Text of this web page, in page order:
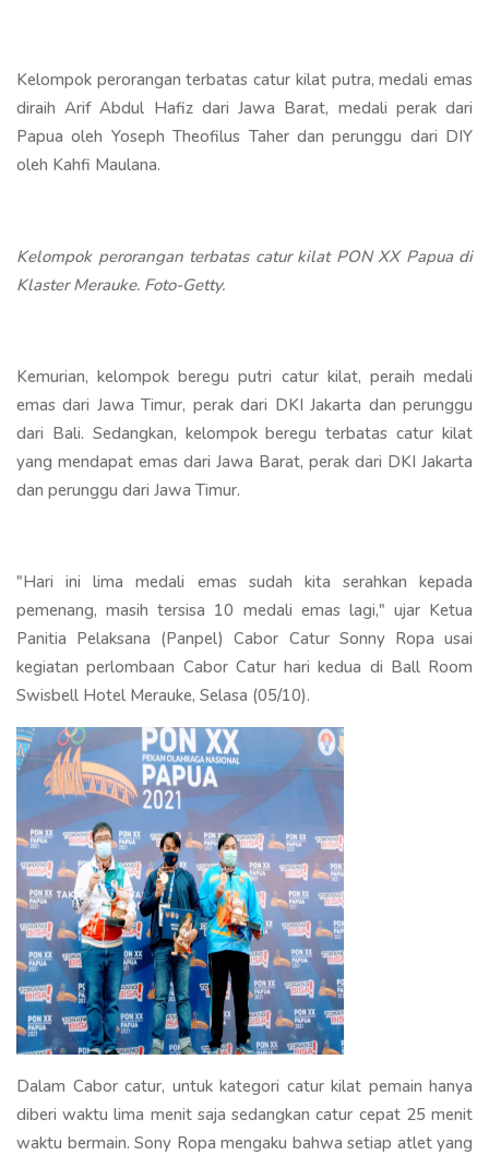
Kelompok perorangan terbatas catur kilat putra, medali emas
diraih Arif Abdul Hafiz dari Jawa Barat, medali perak dari
Papua oleh Yoseph Theofilus Taher dan perunggu dari DIY
oleh Kahfi Maulana.
Kelompok perorangan terbatas catur kilat PON XX Papua di
Klaster Merauke. Foto-Getty.
Kemurian, kelompok beregu putri catur kilat, peraih medali
emas dari Jawa Timur, perak dari DKI Jakarta dan perunggu
dari Bali. Sedangkan, kelompok beregu terbatas catur kilat
yang mendapat emas dari Jawa Barat, perak dari DKI Jakarta
dan perunggu dari Jawa Timur.
"Hari ini lima medali emas sudah kita serahkan kepada
pemenang, masih tersisa 10 medali emas lagi," ujar Ketua
Panitia Pelaksana (Panpel) Cabor Catur Sonny Ropa usai
kegiatan perlombaan Cabor Catur hari kedua di Ball Room
Swisbell Hotel Merauke, Selasa (05/10).
Dalam Cabor catur, untuk kategori catur kilat pemain hanya
diberi waktu lima menit saja sedangkan catur cepat 25 menit
waktu bermain. Sony Ropa mengaku bahwa setiap atlet yang